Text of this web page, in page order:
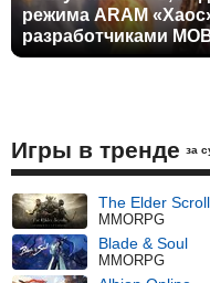
режима ARAM
разработчиками
Игры в тренде за
The Elder
MMORPG
Blade & Soul
MMORPG